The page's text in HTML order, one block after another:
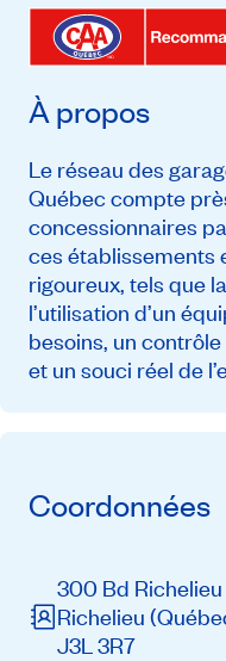
À propos
Le réseau des
Québec compte
concessionnaires
ces établissements
rigoureux, tels que
l’utilisation d’un
besoins, un
et un souci réel de
Coordonnées
300 Bd Richelieu
Richelieu
J3L 3R7